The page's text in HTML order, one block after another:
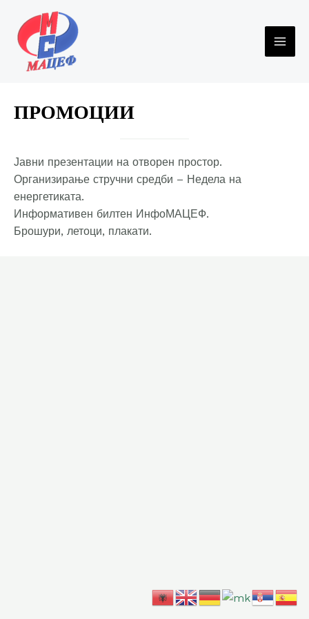
content
ПРОМОЦИИ
Јавни презентации на отворен простор.
Организирање стручни средби – Недела на
енергетиката.
Информативен билтен ИнфоМАЦЕФ.
Брошури, летоци, плакати.